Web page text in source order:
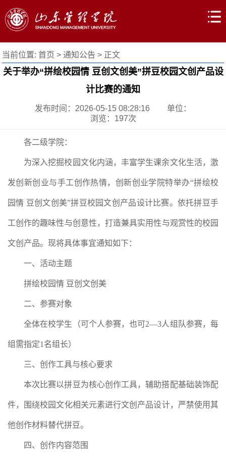
当前位置: 首页 >通知公告> 正文
关于举办“拼绘校园情 豆创文创美”拼豆校园文创产品设
计比赛的通知
发布时间：2026-05-15 08:28:16
单位：
浏览： 197次
各二级学院：
为深入挖掘校园文化内涵，丰富学生课余文化生活，激
发创新创业与手工创作热情，创新创业学院特举办“拼绘校
园情 豆创文创美”拼豆校园文创产品设计比赛。依托拼豆手
工创作的趣味性与创意性，打造兼具实用性与观赏性的校园
文创产品。现将具体事宜通知如下：
一、活动主题
拼绘校园情 豆创文创美
二、参赛对象
全体在校学生（可个人参赛，也可2—3人组队参赛，每
组需指定1名组长）
三、创作工具与核心要求
本次比赛以拼豆为核心创作工具，辅助搭配基础装饰配
件，围绕校园文化相关元素进行文创产品设计，严禁使用其
他创作材料替代拼豆。
四、创作内容范围